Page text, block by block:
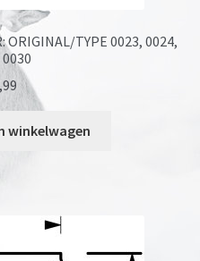
ORIGINAL/TYPE 0023, 0024,
winkelwagen